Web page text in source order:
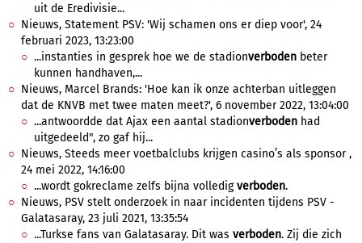
uit de Eredivisie...
Nieuws, Statement PSV: 'Wij schamen ons er diep voor', 24
februari 2023, 13:23:00
...instanties in gesprek hoe we de stadionverboden beter
kunnen handhaven,...
Nieuws, Marcel Brands: 'Hoe kan ik onze achterban uitleggen
dat de KNVB met twee maten meet?', 6 november 2022, 13:04:00
...antwoordde dat Ajax een aantal stadionverboden had
uitgedeeld", zo gaf hij...
Nieuws, Steeds meer voetbalclubs krijgen casino’s als sponsor ,
24 mei 2022, 14:16:00
...wordt gokreclame zelfs bijna volledigverboden.
Nieuws, PSV stelt onderzoek in naar incidenten tijdens PSV -
Galatasaray, 23 juli 2021, 13:35:54
...Turkse fans van Galatasaray. Dit was verboden. Zij die zich